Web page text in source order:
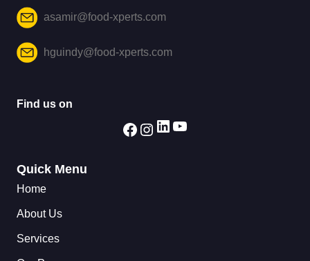
asamir@food-xperts.com
hguindy@food-xperts.com
Find us on
Quick Menu
Home
About Us
Services